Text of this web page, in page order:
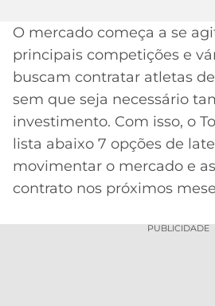
CÓDIGO
DE
INDICAÇÃO
BET365
CÓDIGO
BETANO
MELHORES
DE
CORINTHIANS
SÃO
PAULO
SANTOS
FLAMENGO
FLUMINENSE
LIBERTADORES
COPA
DO
BRASIL
PREMIER
LEAGUE
MERCADO
DA
PALPITES
O mercado começa a se
principais competições e
buscam contratar atletas
sem que seja necessário
investimento. Com isso, o
lista abaixo 7 opções de
movimentar o mercado e
contrato nos próximos
PUBLICIDADE